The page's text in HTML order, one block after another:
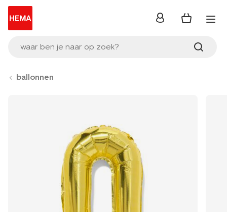
waar ben je naar op zoek?
inloggen
ballonnen